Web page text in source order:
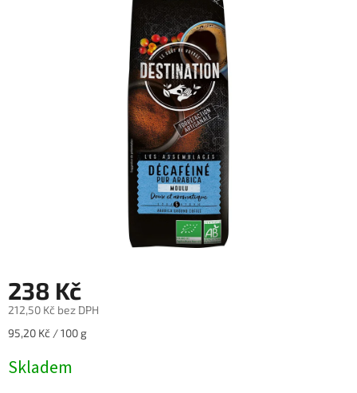
238 Kč
212,50 Kč bez DPH
Měrná
95,20 Kč / 100 g
Skladem